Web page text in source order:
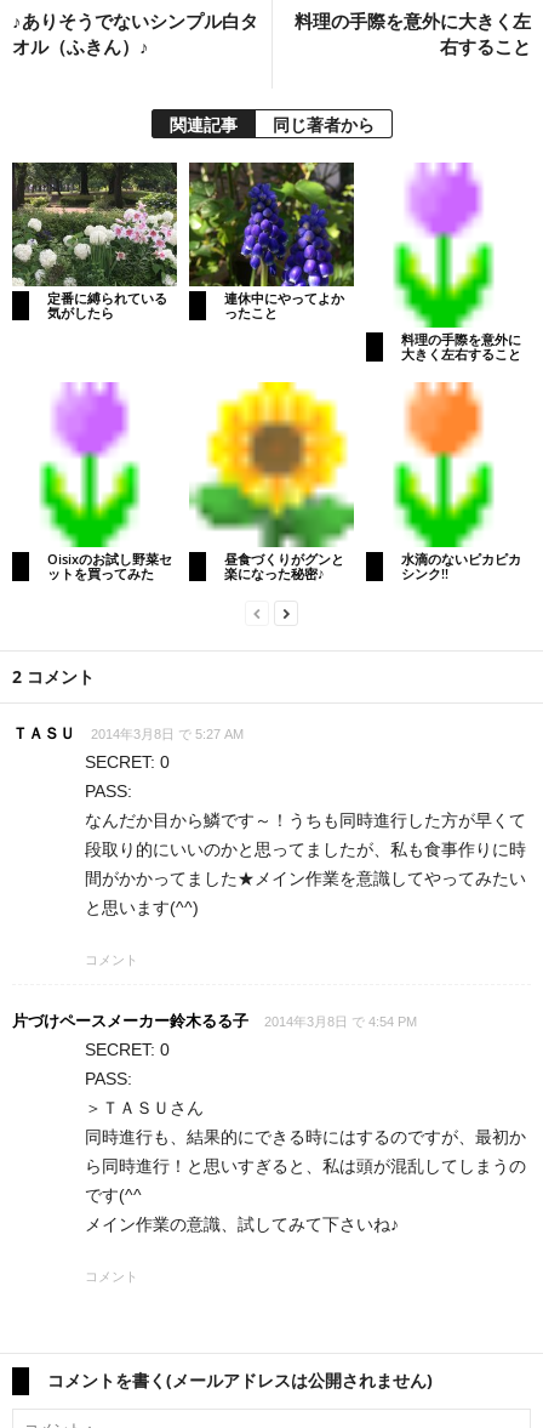
♪ありそうでないシンプル白タ
オル（ふきん）♪
料理の手際を意外に大きく左
右すること
関連記事 同じ著者から
定番に縛られている
気がしたら
連休中にやってよか
ったこと
料理の手際を意外に
大きく左右すること
Oisixのお試し野菜セ
ットを買ってみた
昼食づくりがグンと
楽になった秘密♪
水滴のないピカピカ
シンク!!
2 コメント
ＴＡＳＵ 2014年3月8日 で 5:27 AM
SECRET: 0
PASS:
なんだか目から鱗です～！うちも同時進行した方が早くて
段取り的にいいのかと思ってましたが、私も食事作りに時
間がかかってました★メイン作業を意識してやってみたい
と思います(^^)
コメント
片づけペースメーカー鈴木るる子 2014年3月8日 で 4:54 PM
SECRET: 0
PASS:
＞ＴＡＳＵさん
同時進行も、結果的にできる時にはするのですが、最初か
ら同時進行！と思いすぎると、私は頭が混乱してしまうの
です(^^ゞ
メイン作業の意識、試してみて下さいね♪
コメント
コメントを書く(メールアドレスは公開されません)